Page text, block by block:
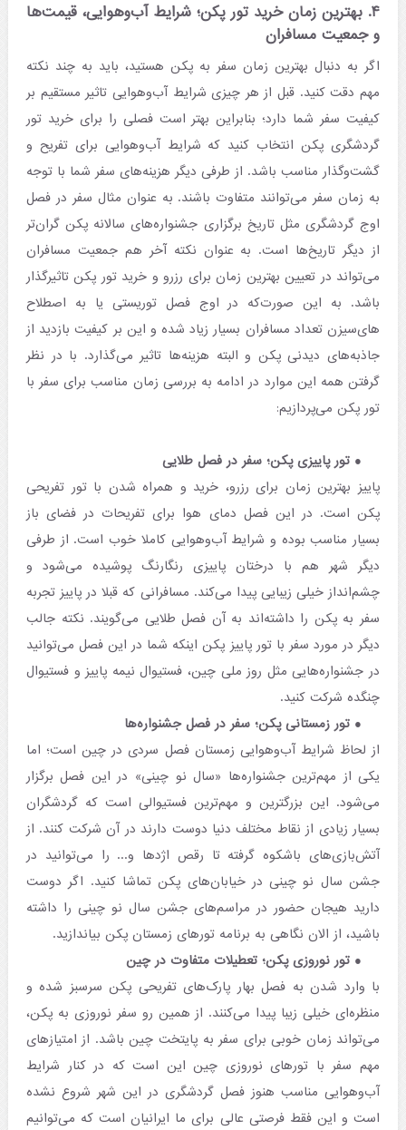
۴. بهترین زمان خرید تور پکن؛ شرایط آب‌وهوایی، قیمت‌ها
و جمعیت مسافران
اگر به دنبال بهترین زمان سفر به پکن هستید، باید به چند نکته
مهم دقت کنید. قبل از هر چیزی شرایط آب‌وهوایی تاثیر مستقیم بر
کیفیت سفر شما دارد؛ بنابراین بهتر است فصلی را برای خرید تور
گردشگری پکن انتخاب کنید که شرایط آب‌وهوایی برای تفریح و
گشت‌وگذار مناسب باشد. از طرفی دیگر هزینه‌های سفر شما با توجه
به زمان سفر می‌توانند متفاوت باشند. به عنوان مثال سفر در فصل
اوج گردشگری مثل تاریخ برگزاری جشنواره‌های سالانه پکن گران‌تر
از دیگر تاریخ‌ها است. به عنوان نکته آخر هم جمعیت مسافران
می‌تواند در تعیین بهترین زمان برای رزرو و خرید تور پکن تاثیرگذار
باشد. به این صورت‌که در اوج فصل توریستی یا به اصطلاح
های‌سیزن تعداد مسافران بسیار زیاد شده و این بر کیفیت بازدید از
جاذبه‌های دیدنی پکن و البته هزینه‌ها تاثیر می‌گذارد. با در نظر
گرفتن همه این موارد در ادامه به بررسی زمان مناسب برای سفر با
تور پکن می‌پردازیم:
تور پاییزی پکن؛ سفر در فصل طلایی
پاییز بهترین زمان برای رزرو، خرید و همراه شدن با تور تفریحی
پکن است. در این فصل دمای هوا برای تفریحات در فضای باز
بسیار مناسب بوده و شرایط آب‌وهوایی کاملا خوب است. از طرفی
دیگر شهر هم با درختان پاییزی رنگارنگ پوشیده می‌شود و
چشم‌انداز خیلی زیبایی پیدا می‌کند. مسافرانی که قبلا در پاییز تجربه
سفر به پکن را داشته‌اند به آن فصل طلایی می‌گویند. نکته جالب
دیگر در مورد سفر با تور پاییز پکن اینکه شما در این فصل می‌توانید
در جشنواره‌هایی مثل روز ملی چین، فستیوال نیمه پاییز و فستیوال
چنگده شرکت کنید.
تور زمستانی پکن؛ سفر در فصل جشنواره‌ها
از لحاظ شرایط آب‌وهوایی زمستان فصل سردی در چین است؛ اما
یکی از مهم‌ترین جشنواره‌ها «سال نو چینی» در این فصل برگزار
می‌شود. این بزرگترین و مهم‌ترین فستیوالی است که گردشگران
بسیار زیادی از نقاط مختلف دنیا دوست دارند در آن شرکت کنند. از
آتش‌بازی‌های باشکوه گرفته تا رقص اژدها و... را می‌توانید در
جشن سال نو چینی در خیابان‌های پکن تماشا کنید. اگر دوست
دارید هیجان حضور در مراسم‌های جشن سال نو چینی را داشته
باشید، از الان نگاهی به برنامه تورهای زمستان پکن بیاندازید.
تور نوروزی پکن؛ تعطیلات متفاوت در چین
با وارد شدن به فصل بهار پارک‌های تفریحی پکن سرسبز شده و
منظره‌ای خیلی زیبا پیدا می‌کنند. از همین رو سفر نوروزی به پکن،
می‌تواند زمان خوبی برای سفر به پایتخت چین باشد. از امتیازهای
مهم سفر با تورهای نوروزی چین این است که در کنار شرایط
آب‌وهوایی مناسب هنوز فصل گردشگری در این شهر شروع نشده
است و این فقط فرصتی عالی برای ما ایرانیان است که می‌توانیم